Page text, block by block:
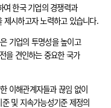
여 한국 기업의 경쟁력과
제시하고자 노력하고 있습니다.
기업의 투명성을 높이고
을 견인하는 중요한 국가
이해관계자들과 끊임 없이
및 지속가능성기준 제정의